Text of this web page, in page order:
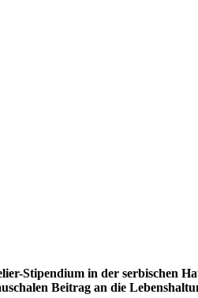
Stipendium in der serbischen
Beitrag an die